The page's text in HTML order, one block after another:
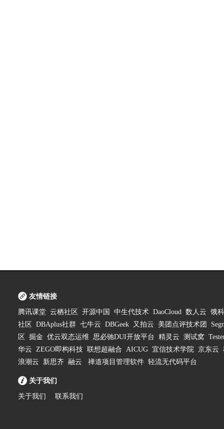
友情链接
腾讯课堂 云栖社区 开源中国 中生代技术 DaoCloud 数人云 饿
社区
DBAplus社群 七牛云 DBGeek 又拍云 美团点评技术团
区
掘金 优云双态运维 思必驰DUI开放平台 精灵云 测试窝
华云 ZEGO即构科技 联想超融合 AICUG 宜信技术学院 京东云
浪潮云
新思齐 融云 禅道项目管理软件 轻流无代码平台
关于我们
关于我们 联系我们